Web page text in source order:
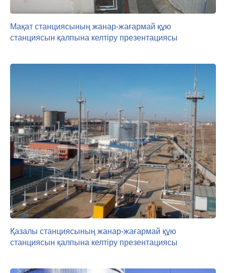
Мақат станциясының жанар-жағармай құю
станциясын қалпына келтіру презентациясы
Қазалы станциясының жанар-жағармай құю
станциясын қалпына келтіру презентациясы